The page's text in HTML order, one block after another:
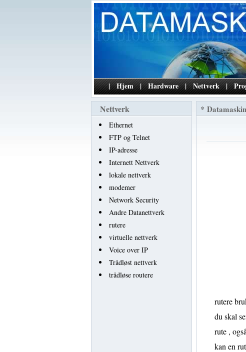
| Hjem | Hardware | Nettverk |
Nettverk
Ethernet
FTP og Telnet
IP-adresse
Internett Nettverk
lokale nettverk
modemer
Network Security
Andre Datanettverk
rutere
virtuelle nettverk
Voice over IP
Trådløst nettverk
trådløse routere
* Datamaskin
rutere
du skal
rute ,
kan en